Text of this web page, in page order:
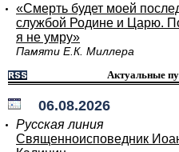
«Смерть будет моей
службой Родине и Царю.
я не умру»
Памяти Е.К. Миллера
Актуальные
06.08.2026
Русская линия
Священноисповедник